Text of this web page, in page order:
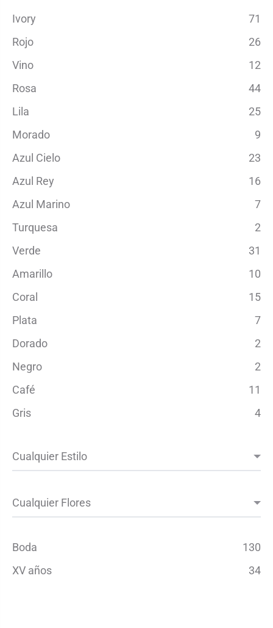
Ivory
71
Rojo
26
Vino
12
Rosa
44
Lila
25
Morado
9
Azul Cielo
23
Azul Rey
16
Azul Marino
7
Turquesa
2
Verde
31
Amarillo
10
Coral
15
Plata
7
Dorado
2
Negro
2
Café
11
Gris
4
Boda
130
XV años
34